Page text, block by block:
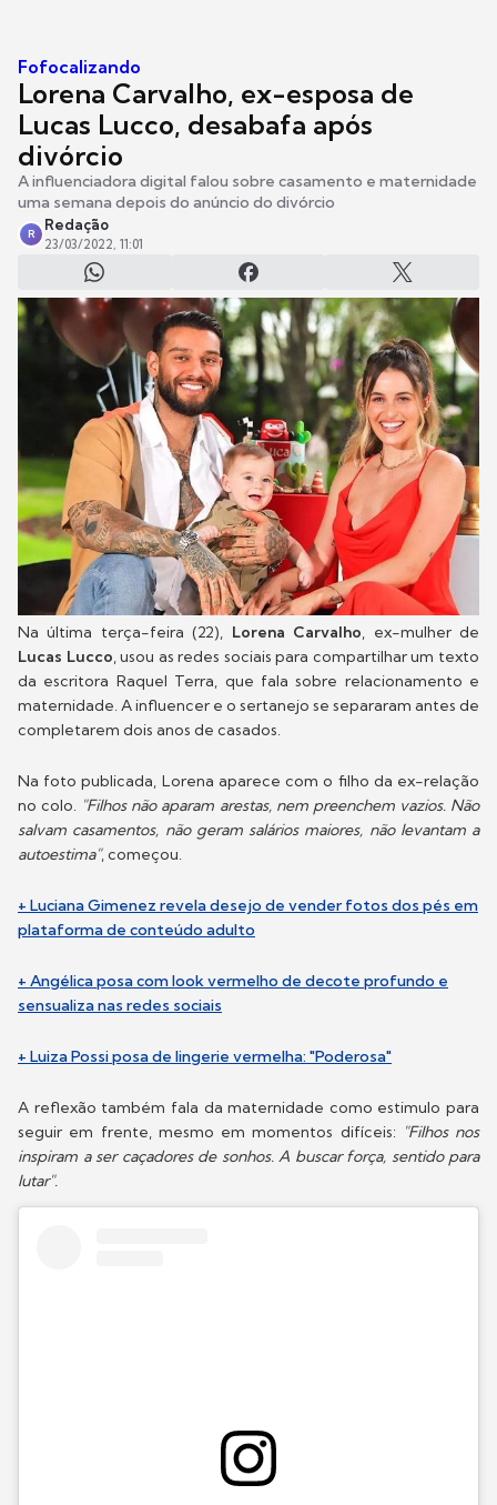
Fofocalizando
Lorena Carvalho, ex-esposa de
Lucas Lucco, desabafa após
divórcio
A influenciadora digital falou sobre casamento e maternidade
uma semana depois do anúncio do divórcio
R
Redação
23/03/2022, 11:01
Na última terça-feira (22), Lorena Carvalho, ex-mulher de
Lucas Lucco, usou as redes sociais para compartilhar um texto
da escritora Raquel Terra, que fala sobre relacionamento e
maternidade. A influencer e o sertanejo se separaram antes de
completarem dois anos de casados.
Na foto publicada, Lorena aparece com o filho da ex-relação
no colo. "Filhos não aparam arestas, nem preenchem vazios. Não
salvam casamentos, não geram salários maiores, não levantam a
autoestima", começou.
+ Luciana Gimenez revela desejo de vender fotos dos pés em
plataforma de conteúdo adulto
+ Angélica posa com look vermelho de decote profundo e
sensualiza nas redes sociais
+ Luiza Possi posa de lingerie vermelha: "Poderosa"
A reflexão também fala da maternidade como estimulo para
seguir em frente, mesmo em momentos difíceis: "Filhos nos
inspiram a ser caçadores de sonhos. A buscar força, sentido para
lutar".